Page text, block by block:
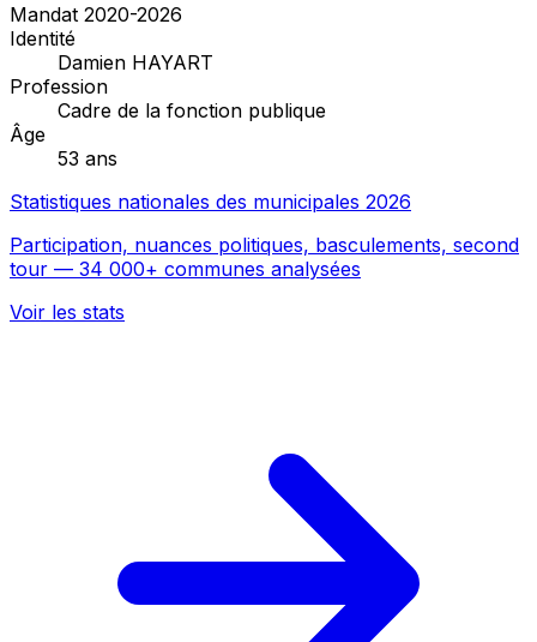
Mandat 2020-2026
Identité
Damien HAYART
Profession
Cadre de la fonction publique
Âge
53 ans
Statistiques nationales des municipales 2026
Participation, nuances politiques, basculements, second
tour — 34 000+ communes analysées
Voir les stats